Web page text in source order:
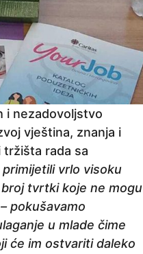
i nezadovoljstvo
vještina, znanja i
tržišta rada sa
vrlo visoku
tvrtki koje ne mogu
pokušavamo
u mlade čime
će im ostvariti daleko